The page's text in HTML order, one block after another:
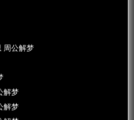
周公解梦
解梦
解梦